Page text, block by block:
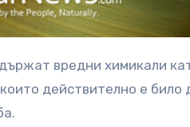
действително е